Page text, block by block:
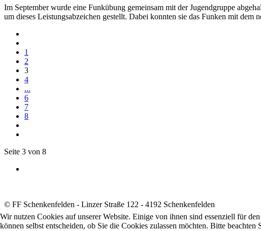
Im September wurde eine Funkübung gemeinsam mit der Jugendgruppe
um dieses Leistungsabzeichen gestellt. Dabei konnten sie das Funken mit dem
1
2
3
4
...
6
7
8
Seite 3 von 8
© FF Schenkenfelden - Linzer Straße 122 - 4192 Schenkenfelden
Wir nutzen Cookies auf unserer Website. Einige von ihnen sind essenziell für
können selbst entscheiden, ob Sie die Cookies zulassen möchten. Bitte